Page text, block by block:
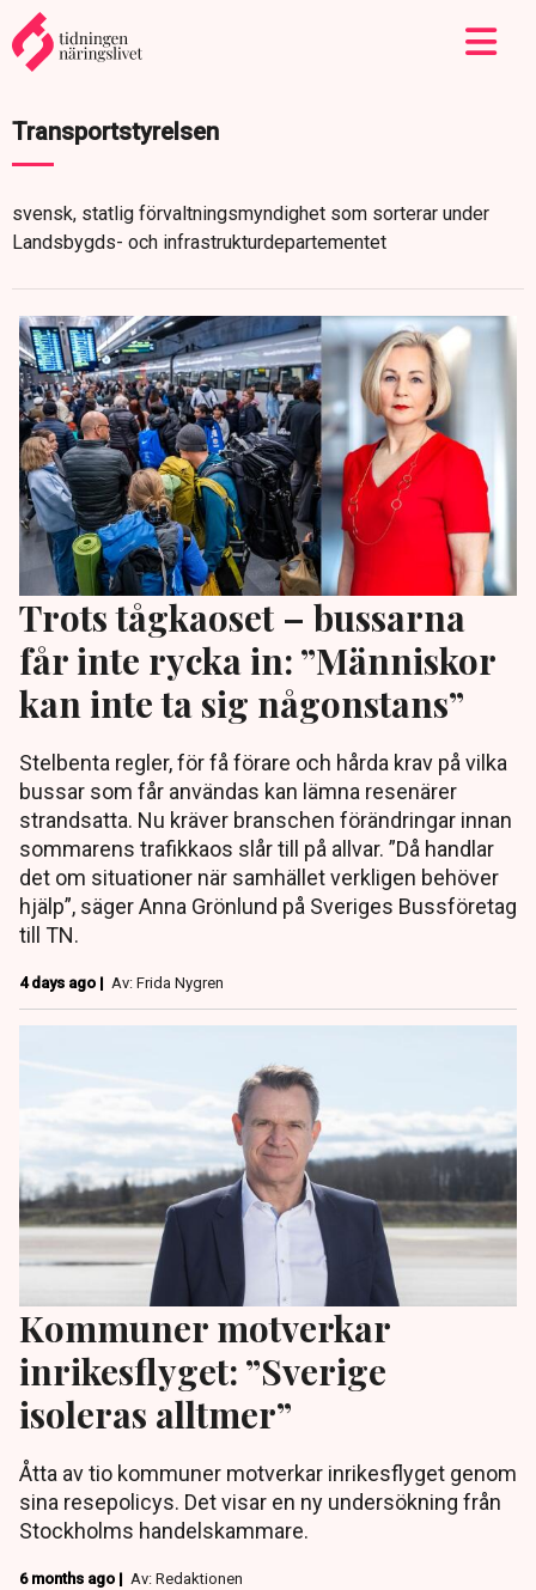
Transportstyrelsen
svensk, statlig förvaltningsmyndighet som sorterar under
Landsbygds- och infrastrukturdepartementet
Trots tågkaoset – bussarna
får inte rycka in: ”Människor
kan inte ta sig någonstans”
Stelbenta regler, för få förare och hårda krav på vilka
bussar som får användas kan lämna resenärer
strandsatta. Nu kräver branschen förändringar innan
sommarens trafikkaos slår till på allvar. ”Då handlar
det om situationer när samhället verkligen behöver
hjälp”, säger Anna Grönlund på Sveriges Bussföretag
till TN.
4 days ago | Av: Frida Nygren
Kommuner motverkar
inrikesflyget: ”Sverige
isoleras alltmer”
Åtta av tio kommuner motverkar inrikesflyget genom
sina resepolicys. Det visar en ny undersökning från
Stockholms handelskammare.
6 months ago | Av: Redaktionen